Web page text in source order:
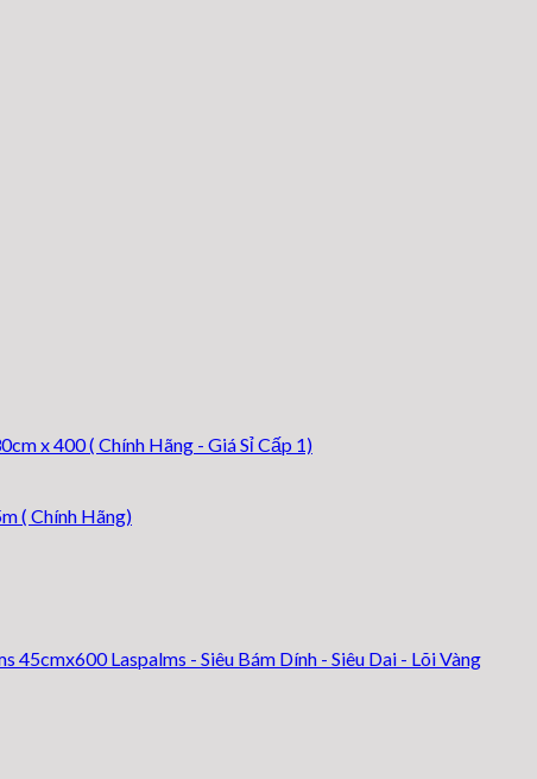
x 400 ( Chính Hãng - Giá Sỉ Cấp 1)
( Chính Hãng)
45cmx600 Laspalms - Siêu Bám Dính - Siêu Dai - Lõi Vàng